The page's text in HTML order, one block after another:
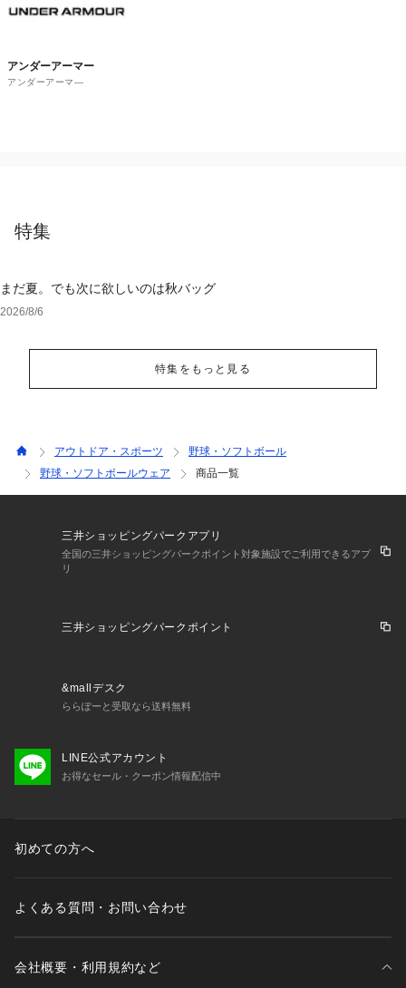
アンダーアーマー
アンダーアーマ―
特集
まだ夏。でも次に欲しいのは秋バッグ
2026/8/6
特集をもっと見る
アウトドア・スポーツ
野球・ソフトボール
野球・ソフトボールウェア
商品一覧
三井ショッピングパークアプリ
全国の三井ショッピングパークポイント対象施設でご利用できるアプ
リ
三井ショッピングパークポイント
&mallデスク
ららぽーと受取なら送料無料
LINE公式アカウント
お得なセール・クーポン情報配信中
初めての方へ
よくある質問・お問い合わせ
会社概要・利用規約など